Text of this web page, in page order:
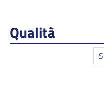
Qualità